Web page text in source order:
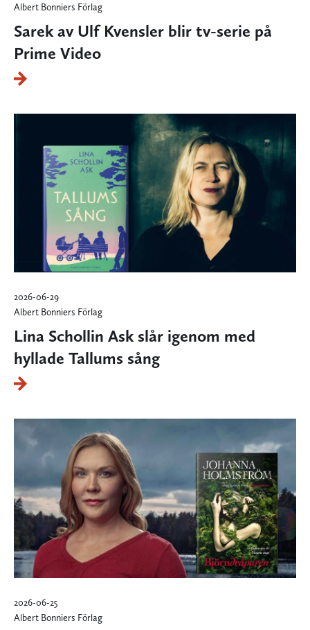
Albert Bonniers Förlag
Sarek av Ulf Kvensler blir tv-serie på
Prime Video
2026-06-29
Albert Bonniers Förlag
Lina Schollin Ask slår igenom med
hyllade Tallums sång
2026-06-25
Albert Bonniers Förlag